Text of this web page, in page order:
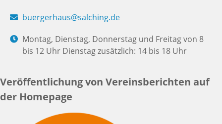
buergerhaus@salching.de
Montag, Dienstag, Donnerstag und Freitag von 8
bis 12 Uhr Dienstag zusätzlich: 14 bis 18 Uhr
Veröffentlichung von Vereinsberichten auf
der Homepage